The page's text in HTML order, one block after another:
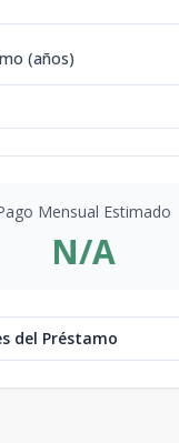
(años)
Mensual Estimado
N/A
del Préstamo